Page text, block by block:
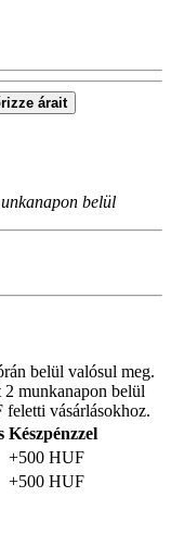
árait
belül
belül valósul meg.
munkanapon belül
vásárlásokhoz.
Készpénzzel
+500 HUF
+500 HUF